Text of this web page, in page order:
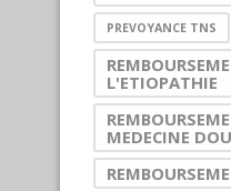
PREVOYANCE TNS
L'ETIOPATHIE
MEDECINE